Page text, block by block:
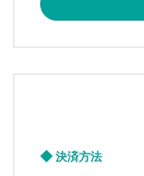
決済方法